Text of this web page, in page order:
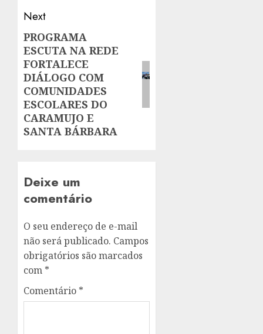
Next
Next
post:
PROGRAMA
ESCUTA NA REDE
FORTALECE
DIÁLOGO COM
COMUNIDADES
ESCOLARES DO
CARAMUJO E
SANTA BÁRBARA
Deixe um
comentário
O seu endereço de e-mail
não será publicado. Campos
obrigatórios são marcados
com *
Comentário *